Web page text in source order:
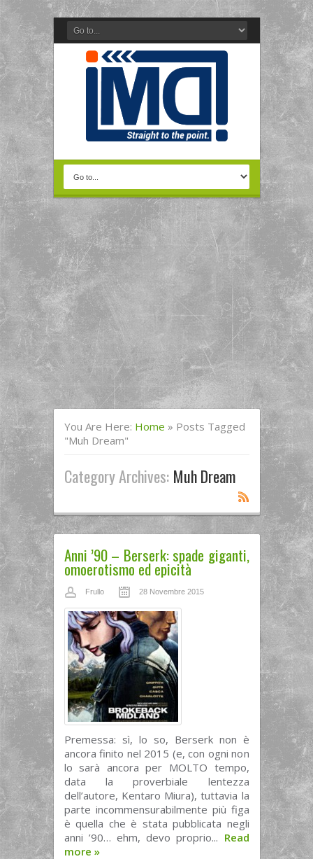
You Are Here: Home » Posts Tagged
"muh Dream"
Category Archives: Muh Dream
Anni ’90 – Berserk: spade giganti,
omoerotismo ed epicità
Frullo 28 Novembre 2015
Premessa: sì, lo so, Berserk non è
ancora finito nel 2015 (e, con ogni non
lo sarà ancora per MOLTO tempo,
data la proverbiale lentezza
dell’autore, Kentaro Miura), tuttavia la
parte incommensurabilmente più figa
è quella che è stata pubblicata negli
anni ’90… ehm, devo proprio... Read
more »